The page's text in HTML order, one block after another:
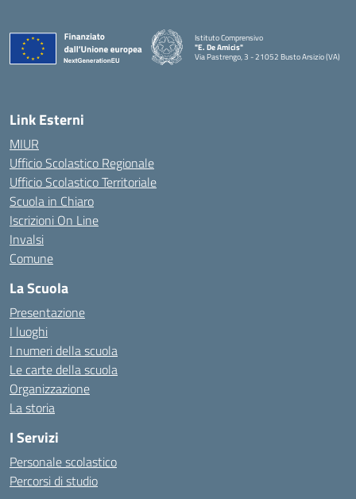
Istituto Comprensivo
"E. De Amicis"
Via Pastrengo, 3 - 21052 Busto Arsizio (VA)
Link Esterni
MIUR
Ufficio Scolastico Regionale
Ufficio Scolastico Territoriale
Scuola in Chiaro
Iscrizioni On Line
Invalsi
Comune
La Scuola
Presentazione
I luoghi
I numeri della scuola
Le carte della scuola
Organizzazione
La storia
I Servizi
Personale scolastico
Percorsi di studio